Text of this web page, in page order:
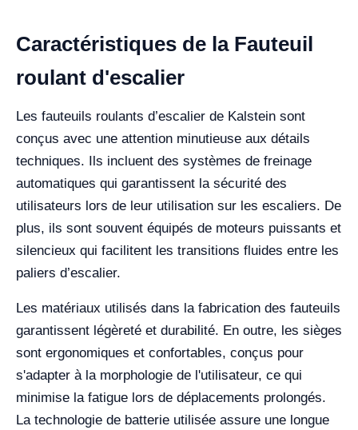
Caractéristiques de la Fauteuil
roulant d'escalier
Les fauteuils roulants d’escalier de Kalstein sont
conçus avec une attention minutieuse aux détails
techniques. Ils incluent des systèmes de freinage
automatiques qui garantissent la sécurité des
utilisateurs lors de leur utilisation sur les escaliers. De
plus, ils sont souvent équipés de moteurs puissants et
silencieux qui facilitent les transitions fluides entre les
paliers d’escalier.
Les matériaux utilisés dans la fabrication des fauteuils
garantissent légèreté et durabilité. En outre, les sièges
sont ergonomiques et confortables, conçus pour
s'adapter à la morphologie de l'utilisateur, ce qui
minimise la fatigue lors de déplacements prolongés.
La technologie de batterie utilisée assure une longue